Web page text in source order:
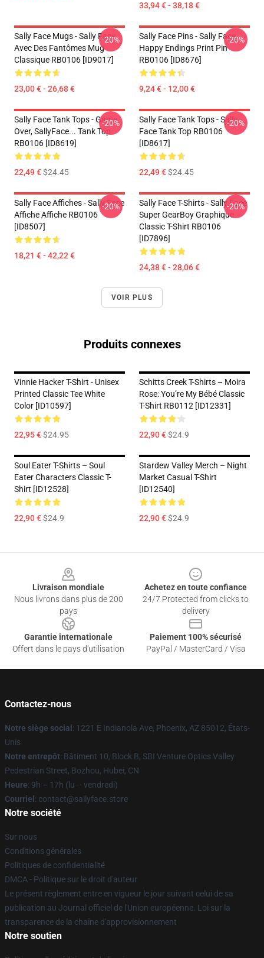
33,94 € - 38,18 €
Sally Face Mugs - Sally Face
Avec Des Fantômes Mug
Classique RB0106 [ID9017]
23,00 € - 26,68 €
-20%
Sally Face Pins - Sally Face
Happy Endings Print Pin
RB0106 [ID8676]
9,24 € - 12,00 €
-20%
Sally Face Tank Tops - Game
Over, SallyFace... Tank Top
RB0106 [ID8619]
22,49 €$24.45
-20%
Sally Face Tank Tops - Sally
Face Tank Top RB0106
[ID8617]
22,49 €$24.45
-20%
Sally Face Affiches - Sally Face
Affiche Affiche RB0106
[ID8507]
18,21 € - 42,22 €
-20%
Sally Face T-Shirts - Sally Face
Super GearBoy Graphique
Classic T-Shirt RB0106
[ID7896]
24,38 € - 28,06 €
-20%
VOIR PLUS
Produits connexes
Vinnie Hacker T-Shirt - Unisex
Printed Classic Tee White
Color [ID10597]
22,95 €$24.95
Schitts Creek T-Shirts – Moira
Rose: You’re My Bébé Classic
T-Shirt RB0112 [ID12331]
22,90 €$24.9
Soul Eater T-Shirts – Soul
Eater Characters Classic T-
Shirt [ID12528]
22,90 €$24.9
Stardew Valley Merch – Night
Market Casual T-Shirt
[ID12540]
22,90 €$24.9
Livraison mondiale
Nous livrons dans plus de 200
pays
Achetez en toute confiance
24/7 Protected from clicks to
delivery
Garantie internationale
Offert dans le pays d'utilisation
Paiement 100% sécurisé
PayPal / MasterCard / Visa
Contactez-nous
Notre siège social : 1221 E Indianola Ave, Phoenix, AZ 85012, États-
Unis
Notre entrepôt: Bâtiment 10, Block B, SBI Venture Optics Valley
Pedestrian Street, Bozhou, Hubei, CN
Heure: 9h – 17h (lu – vendredi)
Courriel : contact@sallyface.store
Notre société
Sur nous
Conditions générales
Politiques de confidentialité
DMCA - Politique sur le droit d'auteur
Le présent règlement entre en vigueur le jour suivant celui de sa
publication au Journal officiel de l'Union européenne. Loi sur la
transparence de la chaîne d'approvisionnement
Notre soutien